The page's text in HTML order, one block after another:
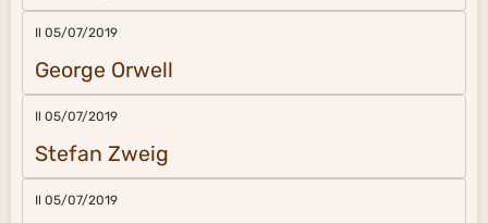
Il 05/07/2019
George Orwell
Il 05/07/2019
Stefan Zweig
Il 05/07/2019